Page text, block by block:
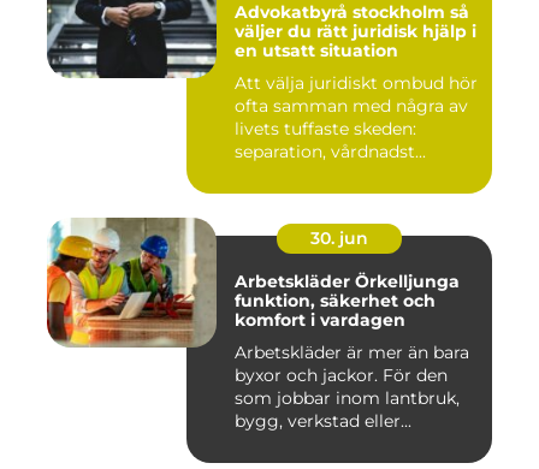
Advokatbyrå stockholm så
väljer du rätt juridisk hjälp i
en utsatt situation
Att välja juridiskt ombud hör
ofta samman med några av
livets tuffaste skeden:
separation, vårdnadst...
30. jun
Arbetskläder Örkelljunga
funktion, säkerhet och
komfort i vardagen
Arbetskläder är mer än bara
byxor och jackor. För den
som jobbar inom lantbruk,
bygg, verkstad eller...